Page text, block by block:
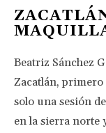
Beatriz Sánchez
Zacatlán,
solo una sesión
en la sierra norte